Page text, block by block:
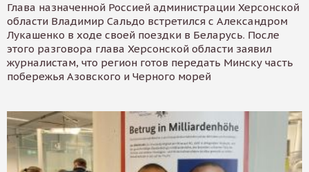
Глава назначенной Россией администрации Херсонской
области Владимир Сальдо встретился с Александром
Лукашенко в ходе своей поездки в Беларусь. После
этого разговора глава Херсонской области заявил
журналистам, что регион готов передать Минску часть
побережья Азовского и Черного морей